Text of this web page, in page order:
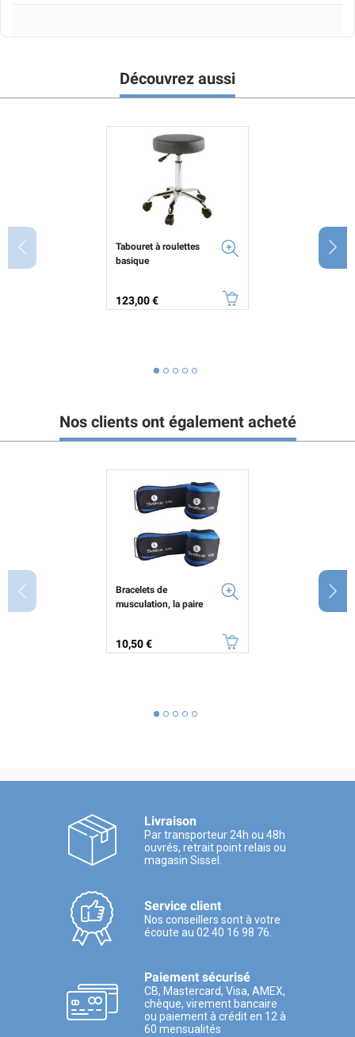
Découvrez aussi
Tabouret à roulettes
basique
Prix
123,00 €
Nos clients ont également acheté
Bracelets de
musculation, la paire
Prix
10,50 €
Livraison
Par transporteur 24h ou 48h
ouvrés, retrait point relais ou
magasin Sissel.
Service client
Nos conseillers sont à votre
écoute au 02 40 16 98 76.
Paiement sécurisé
CB, Mastercard, Visa, AMEX,
chèque, virement bancaire
ou paiement à crédit en 12 à
60 mensualités